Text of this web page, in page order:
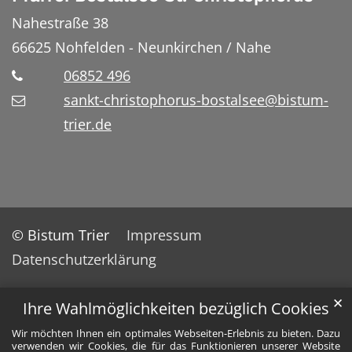
Ihre Wahlmöglichkeiten bezüglich Cookies
Wir möchten Ihnen ein optimales Webseiten-Erlebnis zu bieten. Dazu
verwenden wir Cookies, die für das Funktionieren unserer Website
✕
Nahestraße 38
66625 Nohfelden - Neunkirchen / Nahe
06852 496
sankt-christophorus-bostalsee@bistum-
trier.de
© Bistum Trier
Impressum
Datenschutzerklärung